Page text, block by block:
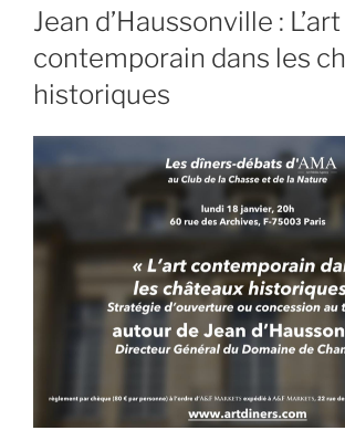
LE
Jean d’Haussonville : L’art
contemporain dans les
historiques